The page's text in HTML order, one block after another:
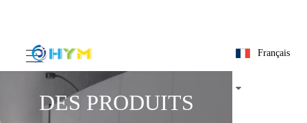
Français
DES PRODUITS